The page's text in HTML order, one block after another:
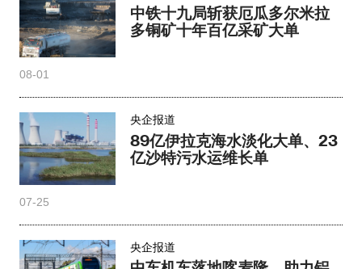
中铁十九局斩获厄瓜多尔米拉
多铜矿十年百亿采矿大单
08-01
央企报道
89亿伊拉克海水淡化大单、23
亿沙特污水运维长单
07-25
央企报道